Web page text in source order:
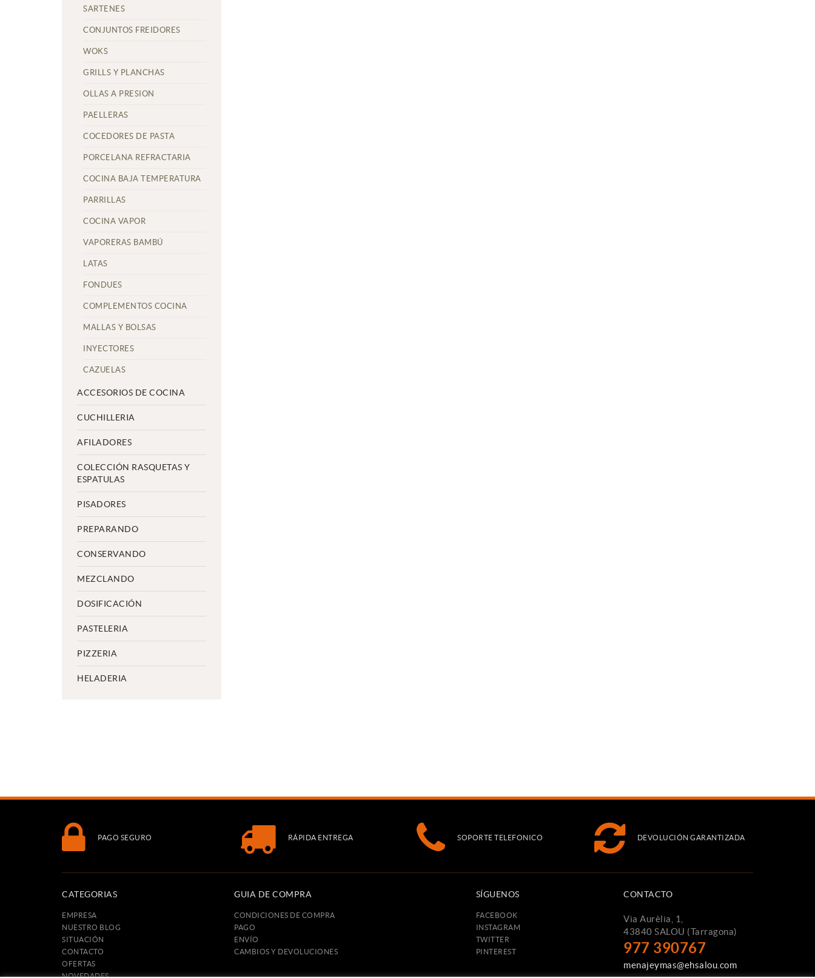
SARTENES
CONJUNTOS FREIDORES
WOKS
GRILLS Y PLANCHAS
OLLAS A PRESION
PAELLERAS
COCEDORES DE PASTA
PORCELANA REFRACTARIA
COCINA BAJA TEMPERATURA
PARRILLAS
COCINA VAPOR
VAPORERAS BAMBÚ
LATAS
FONDUES
COMPLEMENTOS COCINA
MALLAS Y BOLSAS
INYECTORES
CAZUELAS
ACCESORIOS DE COCINA
CUCHILLERIA
AFILADORES
COLECCIÓN RASQUETAS Y
ESPATULAS
PISADORES
PREPARANDO
CONSERVANDO
MEZCLANDO
DOSIFICACIÓN
PASTELERIA
PIZZERIA
HELADERIA
PAGO SEGURO RÁPIDA ENTREGA SOPORTE TELEFONICO DEVOLUCIÓN GARANTIZADA
CATEGORIAS
EMPRESA
NUESTRO BLOG
SITUACIÓN
CONTACTO
OFERTAS
NOVEDADES
GUIA DE COMPRA
CONDICIONES DE COMPRA
PAGO
ENVÍO
CAMBIOS Y DEVOLUCIONES
SÍGUENOS
FACEBOOK
INSTAGRAM
TWITTER
PINTEREST
CONTACTO
Via Aurèlia, 1,
43840 SALOU (Tarragona)
977 390767
menajeymas@ehsalou.com